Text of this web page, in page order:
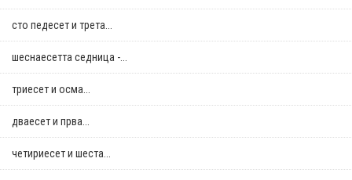
сто педесет и трета...
шеснаесетта седница -...
триесет и осма...
дваесет и прва...
четириесет и шеста...